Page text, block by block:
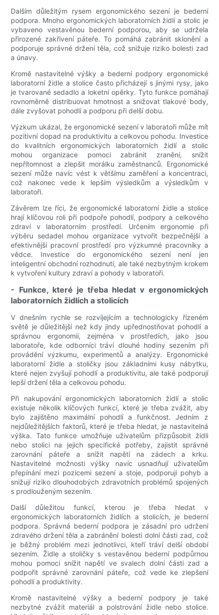
Dalším důležitým rysem ergonomického sezení je bederní
podpora. Mnoho ergonomických laboratorních židlí a stolic je
vybaveno vestavěnou bederní podporou, aby se udržela
přirozené zakřivení páteře. To pomáhá zabránit sklonění a
podporuje správné držení těla, což snižuje riziko bolesti zad
a únavy.
Kromě nastavitelné výšky a bederní podpory ergonomické
laboratorní židle a stolice často přicházejí s jinými rysy, jako
je tvarované sedadlo a loketní opěrky. Tyto funkce pomáhají
rovnoměrně distribuovat hmotnost a snižovat tlakové body,
dále zvyšovat pohodlí a podporu při delší dobu.
Výzkum ukázal, že ergonomické sezení v laboratoři může mít
pozitivní dopad na produktivitu a celkovou pohodu. Investice
do kvalitních ergonomických laboratorních židlí a stolic
mohou organizace pomoci zabránit zranění, snížit
nepřítomnost a zlepšit morálku zaměstnanců. Ergonomické
sezení může navíc vést k většímu zaměření a koncentraci,
což nakonec vede k lepším výsledkům a výsledkům v
laboratoři.
Závěrem lze říci, že ergonomické laboratorní židle a stolice
hrají klíčovou roli při podpoře pohodlí, podpory a celkového
zdraví v laboratorním prostředí. Určením ergonomie při
výběru sedadel mohou organizace vytvořit bezpečnější a
efektivnější pracovní prostředí pro výzkumné pracovníky a
vědce. Investice do ergonomického sezení není jen
inteligentní obchodní rozhodnutí, ale také nezbytným krokem
k vytvoření kultury zdraví a pohody v laboratoři.
- Funkce, které je třeba hledat v ergonomických
laboratorních židlích a stolicích
V dnešním rychle se rozvíjejícím a technologicky řízeném
světě je důležitější než kdy jindy upřednostňovat pohodlí a
správnou ergonomii, zejména v prostředích, jako jsou
laboratoře, kde odborníci tráví dlouhé hodiny sezením při
provádění výzkumu, experimentů a analýzy. Ergonomické
laboratorní židle a stoličky jsou základními kusy nábytku,
které nejen zvyšují pohodlí a produktivitu, ale také podporují
lepší držení těla a celkovou pohodu.
Při nakupování ergonomických laboratorních židlí a stolic
existuje několik klíčových funkcí, které je třeba zvážit, aby
bylo zajištěno maximální pohodlí a funkčnost. Jedním z
nejdůležitějších faktorů, které je třeba hledat, je nastavitelná
výška. Tato funkce umožňuje uživatelům přizpůsobit židli
nebo stolici na jejich specifické potřeby, zajistit správné
zarovnání páteře a snížit napětí na zádech a krku.
Nastavitelné možnosti výšky navíc usnadňují uživatelům
přepínání mezi pozicemi sezení a stoje, podporují pohyb a
snižují riziko dlouhodobých zdravotních problémů spojených
s prodlouženým sezením.
Další důležitou funkcí, kterou je třeba hledat v
ergonomických laboratorních židlích a stolicích, je bederní
podpora. Správná bederní podpora je zásadní pro udržení
zdravého držení těla a zabránění bolesti dolní části zad, což
je běžný problém mezi jednotlivci, kteří tráví delší období
sezením. Židle a stoličky s vestavěnou bederní podpůrnou
mohou pomoci snížit napětí ve svalech dolní části zad a
podpořit správné zarovnání páteře, což vede ke zlepšení
pohodlí a produktivity.
Kromě nastavitelné výšky a bederní podpory je také
nezbytné zvážit materiál a polstrování židle nebo stolice.